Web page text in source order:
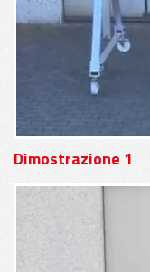
Dimostrazione 1